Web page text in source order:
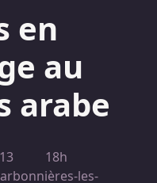
en
au
arabe
18h
les-